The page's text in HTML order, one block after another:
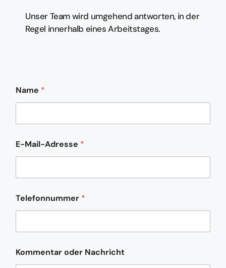
Unser Team wird umgehend antworten, in der
Regel innerhalb eines Arbeitstages.
Name *
E-Mail-Adresse *
*
*
Telefonnummer *
Kommentar oder Nachricht